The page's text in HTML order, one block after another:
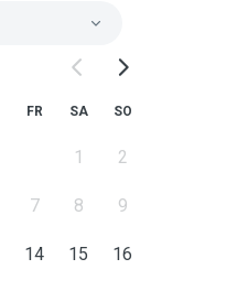
FR SA SO
1 2
7 8 9
14 15 16